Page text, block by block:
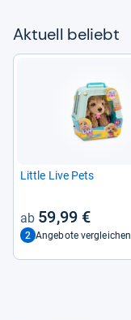
Aktu­ell beliebt
Little Live Pets
59,99 €
2 Angebote vergleichen